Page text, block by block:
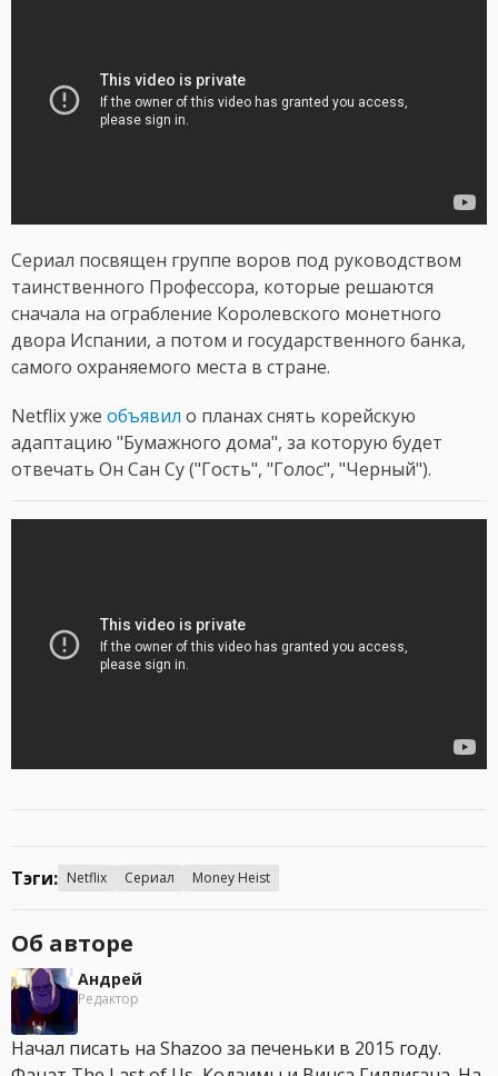
Сериал посвящен группе воров под руководством
таинственного Профессора, которые решаются
сначала на ограбление Королевского монетного
двора Испании, а потом и государственного банка,
самого охраняемого места в стране.
Netflix уже объявил о планах снять корейскую
адаптацию "Бумажного дома", за которую будет
отвечать Он Сан Су ("Гость", "Голос", "Черный").
Тэги: Netflix Сериал Money Heist
Об авторе
Андрей
Редактор
Начал писать на Shazoo за печеньки в 2015 году.